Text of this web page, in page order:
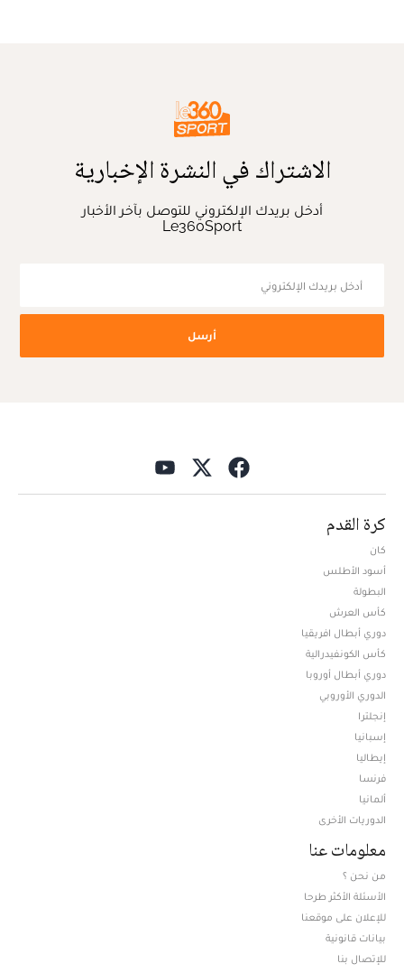
الاشتراك في النشرة الإخبارية
أدخل بريدك الإلكتروني للتوصل بآخر الأخبار
Le360Sport
أرسل
كرة القدم
كان
أسود الأطلس
البطولة
كأس العرش
دوري أبطال افريقيا
كأس الكونفيدرالية
دوري أبطال أوروبا
الدوري الأوروبي
إنجلترا
إسبانيا
إيطاليا
فرنسا
ألمانيا
الدوريات الأخرى
معلومات عنا
من نحن ؟
الأسئلة الأكثر طرحا
للإعلان على موقعنا
بيانات قانونية
للإتصال بنا